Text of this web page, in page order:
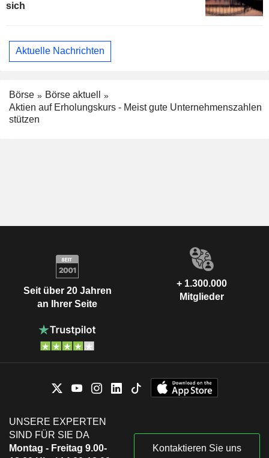
sich
Aktuelle Nachrichten
Börse
Börse aktuell
Aktien auf Erholungskurs - Meist gute Unternehmenszahlen
stützen
Seit über 20 Jahren
an Ihrer Seite
+ 1.300.000
Mitglieder
UNSERE EXPERTEN
SIND FÜR SIE DA
Montag - Freitag 9.00-
Kontaktieren Sie uns